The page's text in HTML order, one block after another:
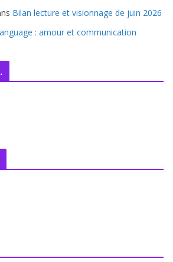
Bilan lecture et visionnage de juin 2026
: amour et communication